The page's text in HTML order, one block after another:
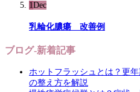
1Dec
乳輪化膿瘍 改善例
ブログ-新着記事
ホットフラッシュとは？更
の整え方を解説